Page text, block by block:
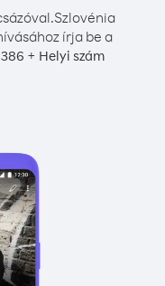
Szlovénia
írja be a
386 + Helyi szám